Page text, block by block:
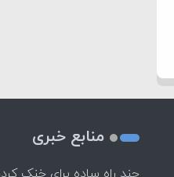
منابع خبری